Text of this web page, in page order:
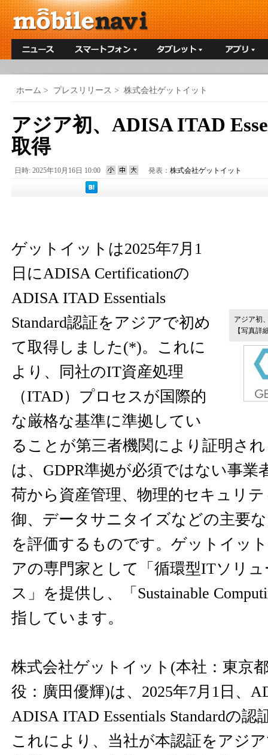
ホーム > プレスリリース > 株式会社ゲットイット
アジア初、ADISA ITAD
取得
日時: 2025年10月16日 10:00 発表： 株式会社ゲットイット
アジア初
【写真詳
ゲットイットは2025年7月1
日にADISA Certificationの
ADISA ITAD Essentials
Standard認証をアジアで初め
て取得しました(*)。これに
より、同社のIT資産処理
（ITAD）プロセスが国際的
な厳格な基準に準拠してい
ることが第三者機関により証明さ
は、GDPR準拠が必須ではない事業
荷から資産管理、物理的セキュリ
御、データサニタイズなどの主要
を評価するものです。ゲットイッ
アの専門家として「循環型ITソリ
ス」を提供し、「Sustainable
指しています。
株式会社ゲットイット(本社：東京
役：廣田優輝)は、2025年7月1日、
ADISA ITAD Essentials Standardの
これにより、当社が本認証をアジ